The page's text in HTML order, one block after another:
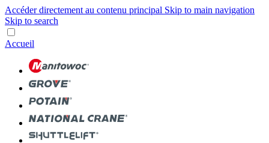
Accéder directement au contenu principal Skip to main navigation
Skip to search
Accueil